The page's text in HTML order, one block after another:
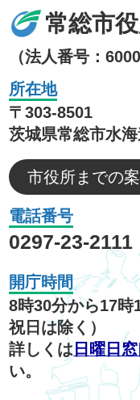
常総市
（法人番号：
所在地
〒303-8501
茨城県常総市水
市役所までの
電話番号
0297-23-2111
開庁時間
8時30分から17時
祝日は除く）
詳しくは 日曜日
い。